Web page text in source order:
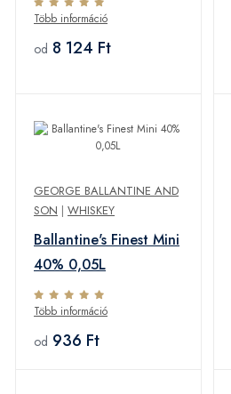
Több információ
od 8 124 Ft
GEORGE BALLANTINE AND
SON | WHISKEY
Ballantine's Finest Mini
40% 0,05L
Több információ
od 936 Ft